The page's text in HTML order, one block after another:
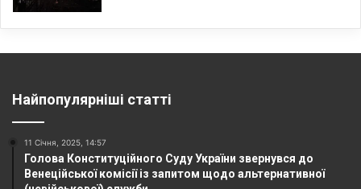
Найпопулярніші статті
11 Січня, 2025, 14:57
Голова Конституційного Суду України звернувся до
Венеційської комісії із запитом щодо альтернативної